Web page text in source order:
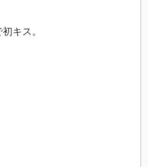
キス。